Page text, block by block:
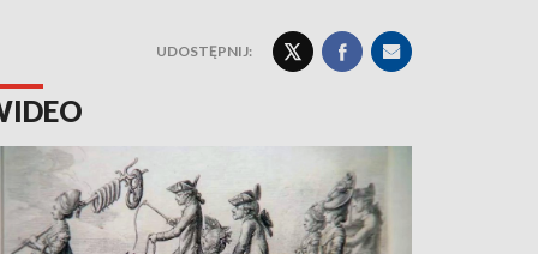
UDOSTĘPNIJ: